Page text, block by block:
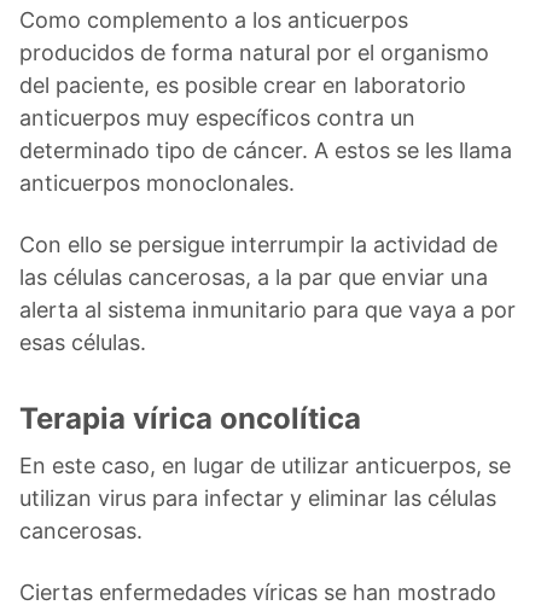
Como complemento a los anticuerpos
producidos de forma natural por el organismo
del paciente, es posible crear en laboratorio
anticuerpos muy específicos contra un
determinado tipo de cáncer. A estos se les llama
anticuerpos monoclonales.
Con ello se persigue interrumpir la actividad de
las células cancerosas, a la par que enviar una
alerta al sistema inmunitario para que vaya a por
esas células.
Terapia vírica oncolítica
En este caso, en lugar de utilizar anticuerpos, se
utilizan virus para infectar y eliminar las células
cancerosas.
Ciertas enfermedades víricas se han mostrado